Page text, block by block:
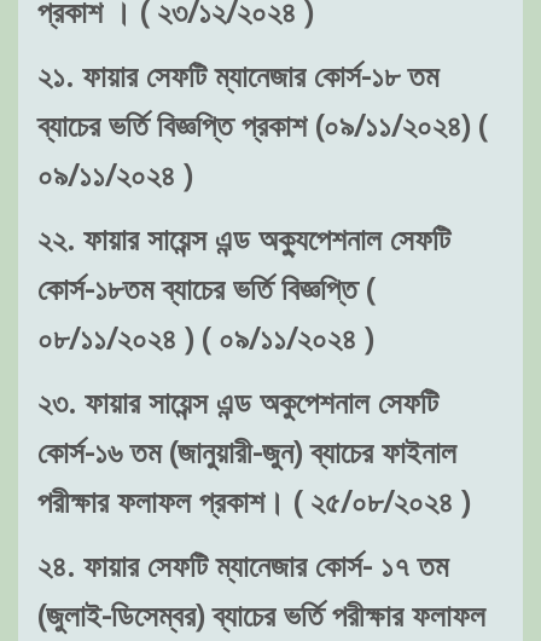
প্রকাশ । ( ২৩/১২/২০২৪ )
২১. ফায়ার সেফটি ম্যানেজার কোর্স-১৮ তম
ব্যাচের ভর্তি বিজ্ঞপ্তি প্রকাশ (০৯/১১/২০২৪) (
০৯/১১/২০২৪ )
২২. ফায়ার সায়েন্স এন্ড অক্যুপেশনাল সেফটি
কোর্স-১৮তম ব্যাচের ভর্তি বিজ্ঞপ্তি (
০৮/১১/২০২৪ ) ( ০৯/১১/২০২৪ )
২৩. ফায়ার সায়েন্স এন্ড অকুপেশনাল সেফটি
কোর্স-১৬ তম (জানুয়ারী-জুন) ব্যাচের ফাইনাল
পরীক্ষার ফলাফল প্রকাশ। ( ২৫/০৮/২০২৪ )
২৪. ফায়ার সেফটি ম্যানেজার কোর্স- ১৭ তম
(জুলাই-ডিসেম্বর) ব্যাচের ভর্তি পরীক্ষার ফলাফল